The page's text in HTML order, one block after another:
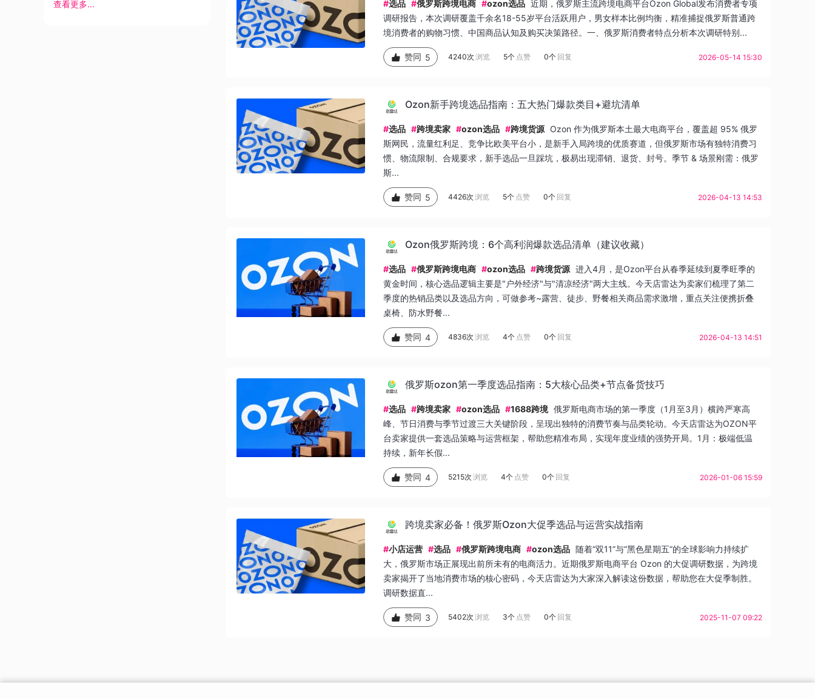
查看更多... #选品 #俄罗斯跨境电商 #ozon选品 近期，俄罗斯主流跨境电商平台Ozon Global发布消费者专项
调研报告，本次调研覆盖千余名18-55岁平台活跃用户，男女样本比例均衡，精准捕捉俄罗斯普通跨
境消费者的购物习惯、中国商品认知及购买决策路径。一、俄罗斯消费者特点分析本次调研特别...
赞同 5 4240次 浏览 5个 点赞 0个 回复 2026-05-14 15:30
Ozon新手跨境选品指南：五大热门爆款类目+避坑清单
#选品 #跨境卖家 #ozon选品 #跨境货源 Ozon 作为俄罗斯本土最大电商平台，覆盖超 95% 俄罗
斯网民，流量红利足、竞争比欧美平台小，是新手入局跨境的优质赛道，但俄罗斯市场有独特消费习
惯、物流限制、合规要求，新手选品一旦踩坑，极易出现滞销、退货、封号。季节 & 场景刚需：俄罗
斯...
赞同 5 4426次 浏览 5个 点赞 0个 回复 2026-04-13 14:53
Ozon俄罗斯跨境：6个高利润爆款选品清单（建议收藏）
#选品 #俄罗斯跨境电商 #ozon选品 #跨境货源 进入4月，是Ozon平台从春季延续到夏季旺季的
黄金时间，核心选品逻辑主要是"户外经济"与"清凉经济"两大主线。今天店雷达为卖家们梳理了第二
季度的热销品类以及选品方向，可做参考~露营、徒步、野餐相关商品需求激增，重点关注便携折叠
桌椅、防水野餐...
赞同 4 4836次 浏览 4个 点赞 0个 回复 2026-04-13 14:51
俄罗斯ozon第一季度选品指南：5大核心品类+节点备货技巧
#选品 #跨境卖家 #ozon选品 #1688跨境 俄罗斯电商市场的第一季度（1月至3月）横跨严寒高
峰、节日消费与季节过渡三大关键阶段，呈现出独特的消费节奏与品类轮动。今天店雷达为OZON平
台卖家提供一套选品策略与运营框架，帮助您精准布局，实现年度业绩的强势开局。1月：极端低温
持续，新年长假...
赞同 4 5215次 浏览 4个 点赞 0个 回复 2026-01-06 15:59
跨境卖家必备！俄罗斯Ozon大促季选品与运营实战指南
#小店运营 #选品 #俄罗斯跨境电商 #ozon选品 随着“双11”与“黑色星期五”的全球影响力持续扩
大，俄罗斯市场正展现出前所未有的电商活力。近期俄罗斯电商平台 Ozon 的大促调研数据，为跨境
卖家揭开了当地消费市场的核心密码，今天店雷达为大家深入解读这份数据，帮助您在大促季制胜。
调研数据直...
赞同 3 5402次 浏览 3个 点赞 0个 回复 2025-11-07 09:22